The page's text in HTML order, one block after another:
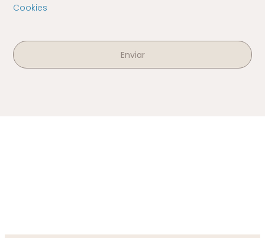
Cookies
Enviar